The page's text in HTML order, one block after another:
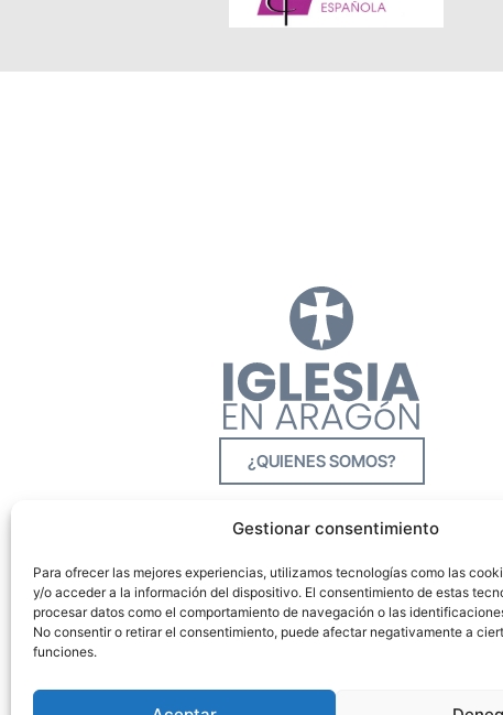
Gestionar consentimiento
Para ofrecer las mejores experiencias, utilizamos tecnologías como las
y/o acceder a la información del dispositivo. El consentimiento de estas
procesar datos como el comportamiento de navegación o las
No consentir o retirar el consentimiento, puede afectar negativamente a
funciones.
¿QUIENES SOMOS?